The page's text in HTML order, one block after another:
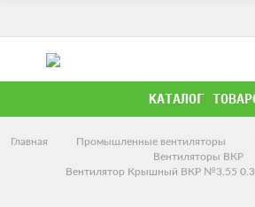
КАТАЛОГ
Главная Промышленные вентиляторы
Вентиляторы ВКР
Вентилятор Крышный ВКР №3.55